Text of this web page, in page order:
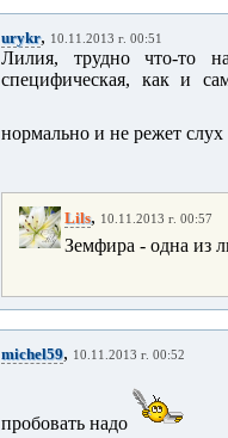
urykr, 10.11.2013 г. 00:51
Лилия, трудно что-то
специфическая, как и
нормально и не режет
Lils, 10.11.2013 г. 00:57
Земфира - одна из
michel59, 10.11.2013 г. 00:52
пробовать надо